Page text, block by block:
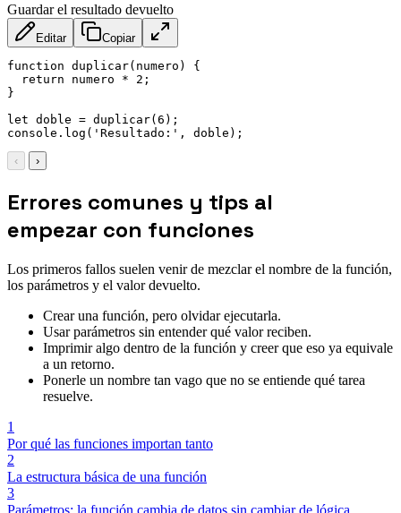
Guardar el resultado devuelto
Editar Copiar
function duplicar( numero )
{
return numero * 2 ;
}
let doble = duplicar( 6 ) ;
console . log ( 'Resultado:' , doble ) ;
‹ ›
Errores comunes y tips al
empezar con funciones
Los primeros fallos suelen venir de mezclar el nombre de la función,
los parámetros y el valor devuelto.
Crear una función, pero olvidar ejecutarla.
Usar parámetros sin entender qué valor reciben.
Imprimir algo dentro de la función y creer que eso ya equivale
a un retorno.
Ponerle un nombre tan vago que no se entiende qué tarea
resuelve.
1
Por qué las funciones importan tanto
2
La estructura básica de una función
3
Parámetros: la función cambia de datos sin cambiar de lógica